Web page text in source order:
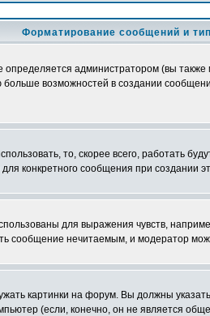
Форматирование сообщений и
администратором (вы
возможностей в создании
то, скорее всего, работать
конкретного сообщения при создании
для выражения чувств,
сообщение нечитаемым, и модератор
картинки на форум. Вы должны
(если, конечно, он не является